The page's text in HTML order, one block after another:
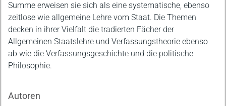
Summe erweisen sie sich als eine systematische, ebenso
zeitlose wie allgemeine Lehre vom Staat. Die Themen
decken in ihrer Vielfalt die tradierten Fächer der
Allgemeinen Staatslehre und Verfassungstheorie ebenso
ab wie die Verfassungsgeschichte und die politische
Philosophie.
Autoren